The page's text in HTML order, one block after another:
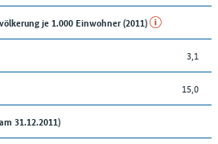
je 1.000 Einwohner (2011)
3,1
15,0
31.12.2011)